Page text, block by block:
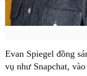
Evan Spiegel đồng
vụ như Snapchat,